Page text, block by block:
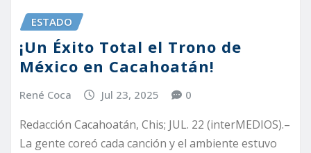
ESTADO
¡Un Éxito Total el Trono de
México en Cacahoatán!
René Coca Jul 23, 2025 0
Redacción Cacahoatán, Chis; JUL. 22 (interMEDIOS).–
La gente coreó cada canción y el ambiente estuvo